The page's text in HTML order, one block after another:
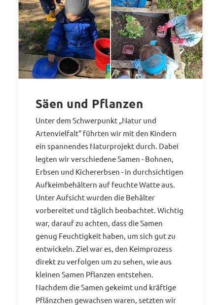
Säen und Pflanzen
Unter dem Schwerpunkt „Natur und
Artenvielfalt“ führten wir mit den Kindern
ein spannendes Naturprojekt durch. Dabei
legten wir verschiedene Samen - Bohnen,
Erbsen und Kichererbsen - in durchsichtigen
Aufkeimbehältern auf feuchte Watte aus.
Unter Aufsicht wurden die Behälter
vorbereitet und täglich beobachtet. Wichtig
war, darauf zu achten, dass die Samen
genug Feuchtigkeit haben, um sich gut zu
entwickeln. Ziel war es, den Keimprozess
direkt zu verfolgen um zu sehen, wie aus
kleinen Samen Pflanzen entstehen.
Nachdem die Samen gekeimt und kräftige
Pflänzchen gewachsen waren, setzten wir